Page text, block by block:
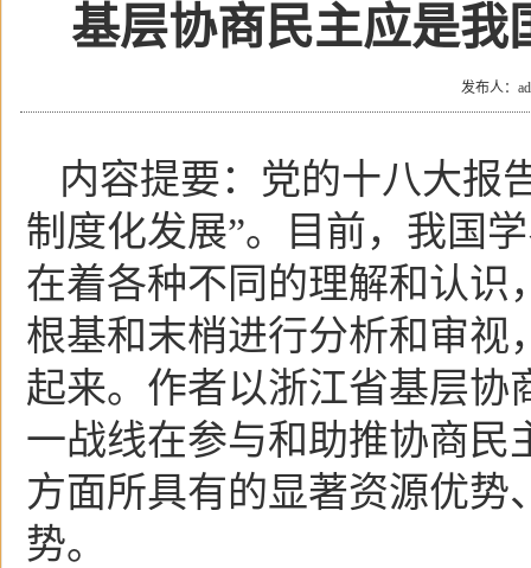
基层协商民主应是我
发布人：
内容提要：党的十八大报
制度化发展”。目前，我国
在着各种不同的理解和认识
根基和末梢进行分析和审视
起来。作者以浙江省基层协
一战线在参与和助推协商民
方面所具有的显著资源优势
势。